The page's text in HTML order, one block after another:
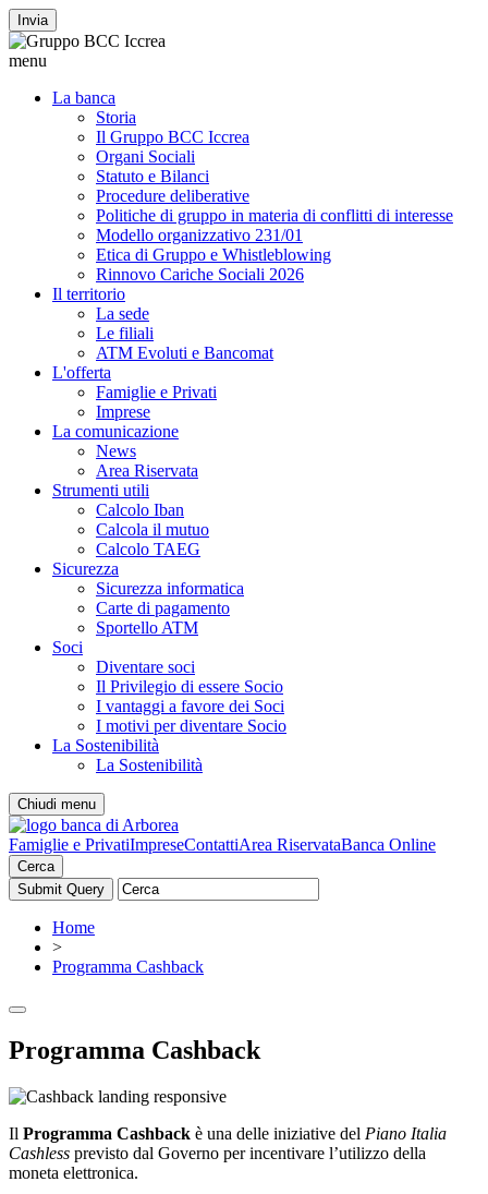
Invia
menu
La banca
Storia
Il Gruppo BCC Iccrea
Organi Sociali
Statuto e Bilanci
Procedure deliberative
Politiche di gruppo in materia di conflitti di interesse
Modello organizzativo 231/01
Etica di Gruppo e Whistleblowing
Rinnovo Cariche Sociali 2026
Il territorio
La sede
Le filiali
ATM Evoluti e Bancomat
L'offerta
Famiglie e Privati
Imprese
La comunicazione
News
Area Riservata
Strumenti utili
Calcolo Iban
Calcola il mutuo
Calcolo TAEG
Sicurezza
Sicurezza informatica
Carte di pagamento
Sportello ATM
Soci
Diventare soci
Il Privilegio di essere Socio
I vantaggi a favore dei Soci
I motivi per diventare Socio
La Sostenibilità
La Sostenibilità
Chiudi menu
Famiglie e PrivatiImpreseContattiArea RiservataBanca Online
Cerca
Home
>
Programma Cashback
Programma Cashback
Il Programma Cashback è una delle iniziative del Piano Italia
Cashless previsto dal Governo per incentivare l’utilizzo della
moneta elettronica.